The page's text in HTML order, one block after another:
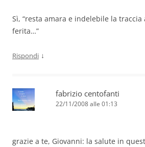
Sì, “resta amara e indelebile la
ferita…”
Rispondi ↓
fabrizio centofanti
22/11/2008 alle 01:13
grazie a te, Giovanni: la salute in